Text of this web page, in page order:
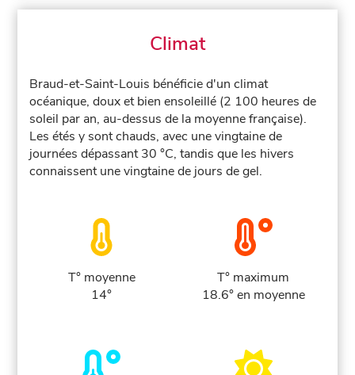
Climat
Braud-et-Saint-Louis bénéficie d'un climat
océanique, doux et bien ensoleillé (2 100 heures de
soleil par an, au-dessus de la moyenne française).
Les étés y sont chauds, avec une vingtaine de
journées dépassant 30 °C, tandis que les hivers
connaissent une vingtaine de jours de gel.
T° moyenne
14°
T° maximum
18.6° en moyenne